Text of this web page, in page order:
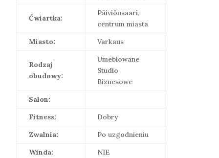
Ćwiartka:
Päiviönsaari,
centrum miasta
Miasto:
Varkaus
Rodzaj
obudowy:
Umeblowane
Studio
Biznesowe
Salon:
Fitness:
Dobry
Zwalnia:
Po uzgodnieniu
Winda:
NIE